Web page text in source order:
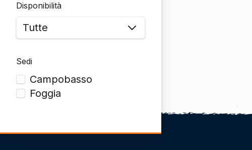
Disponibilità
Sedi
Campobasso
Foggia